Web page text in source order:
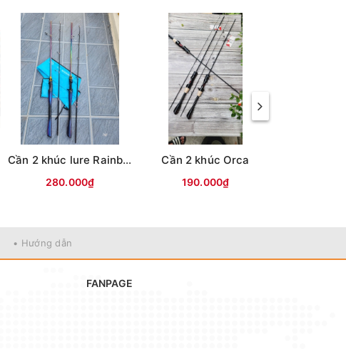
Cần 2 khúc lure Rainbow
280.000₫
Cần 2 khúc Orca
190.000₫
• Hướng dẫn
FANPAGE